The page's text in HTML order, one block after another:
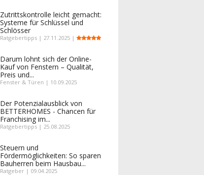
Zutrittskontrolle leicht gemacht:
Systeme für Schlüssel und
Schlösser
Ratgebertipps | 27.11.2025 |
Darum lohnt sich der Online-
Kauf von Fenstern – Qualität,
Preis und...
Fenster & Türen | 10.09.2025
Der Potenzialausblick von
BETTERHOMES - Chancen für
Franchising im...
Ratgebertipps | 25.08.2025
Steuern und
Fördermöglichkeiten: So sparen
Bauherren beim Hausbau...
Ratgeber | 09.04.2025